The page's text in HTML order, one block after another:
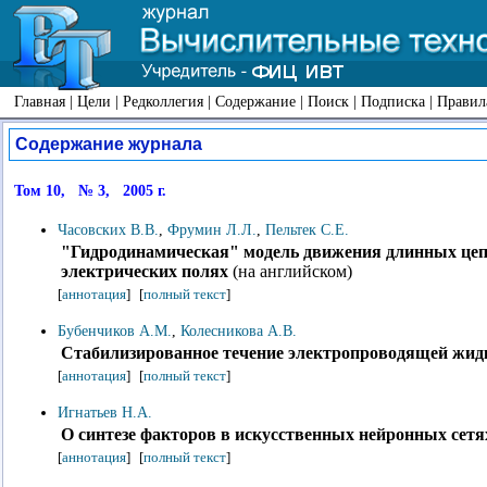
Главная | Цели | Редколлегия | Содержание | Поиск | Подписка |
Содержание журнала
Том 10, № 3, 2005 г.
Часовских В.В., Фрумин Л.Л., Пельтек С.Е.
"Гидродинамическая" модель движения длинных
электрических полях (на английском)
[аннотация] [полный текст]
Бубенчиков А.М., Колесникова А.В.
Стабилизированное течение электропроводящей
[аннотация] [полный текст]
Игнатьев Н.А.
О синтезе факторов в искусственных нейронных
[аннотация] [полный текст]